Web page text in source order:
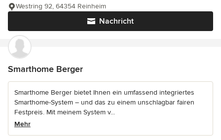
Nachricht
Westring 92, 64354 Reinheim
Smarthome Berger
Smarthome Berger bietet Ihnen ein umfassend integriertes
Smarthome-System – und das zu einem unschlagbar fairen
Festpreis. Mit meinem System v...
Mehr